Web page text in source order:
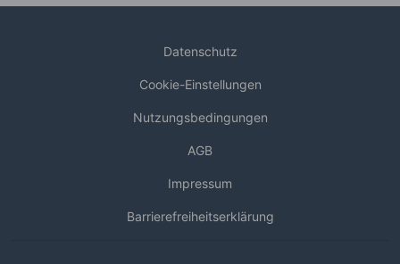
Datenschutz
Cookie-Einstellungen
Nutzungsbedingungen
AGB
Impressum
Barrierefreiheitserklärung